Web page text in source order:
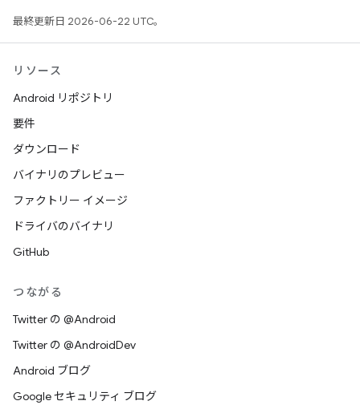
最終更新日 2026-06-22 UTC。
リソース
Android リポジトリ
要件
ダウンロード
バイナリのプレビュー
ファクトリー イメージ
ドライバのバイナリ
GitHub
つながる
Twitter の @Android
Twitter の @AndroidDev
Android ブログ
Google セキュリティ ブログ